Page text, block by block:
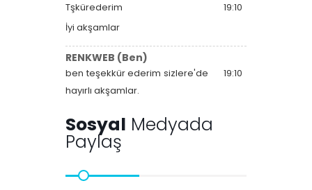
19:10
Tşkürederim
İyi akşamlar
RENKWEB (Ben)
19:10
ben teşekkür ederim sizlere'de
hayırlı akşamlar.
Sosyal Medyada
Paylaş